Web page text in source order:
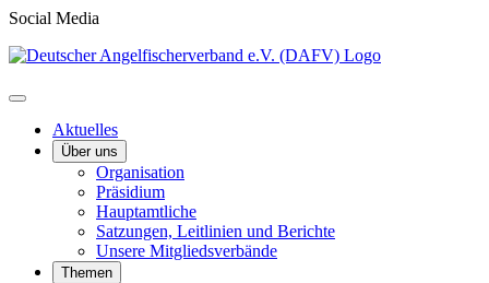
Social Media
Aktuelles
Über uns
Organisation
Präsidium
Hauptamtliche
Satzungen, Leitlinien und Berichte
Unsere Mitgliedsverbände
Themen